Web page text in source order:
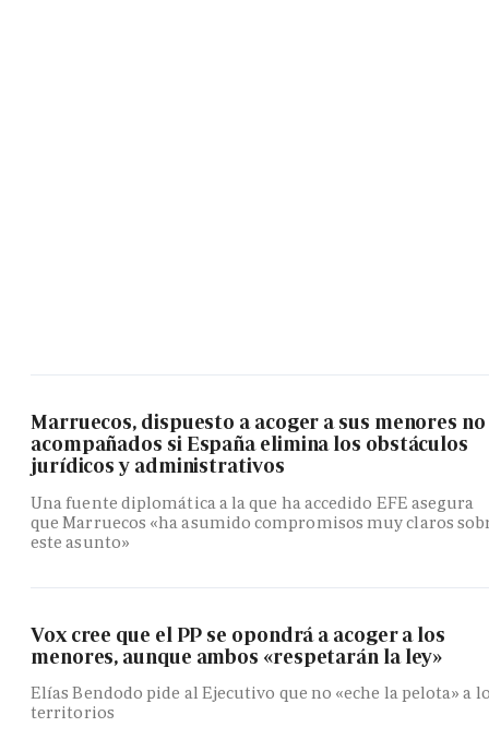
Marruecos, dispuesto a acoger a sus menores no
acompañados si España elimina los obstáculos
jurídicos y administrativos
Una fuente diplomática a la que ha accedido EFE asegura
que Marruecos «ha asumido compromisos muy claros
este asunto»
Vox cree que el PP se opondrá a acoger a los
menores, aunque ambos «respetarán la ley»
Elías Bendodo pide al Ejecutivo que no «eche la pelota» a
territorios